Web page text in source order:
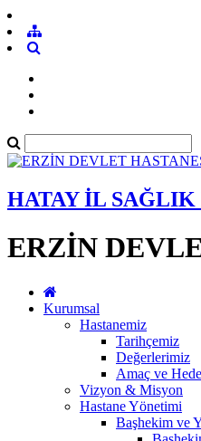
HATAY İL
ERZİN
Kurumsal
Hastanemiz
Tarihçemiz
Değerlerimiz
Amaç ve
Vizyon & Misyon
Hastane Yönetimi
Başhekim ve